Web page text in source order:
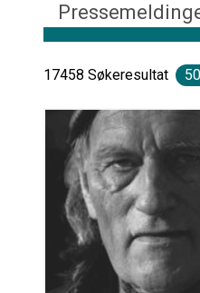
17458 Søkeresultat